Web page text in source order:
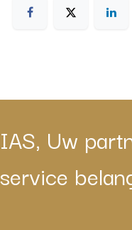
IAS, Uw
service